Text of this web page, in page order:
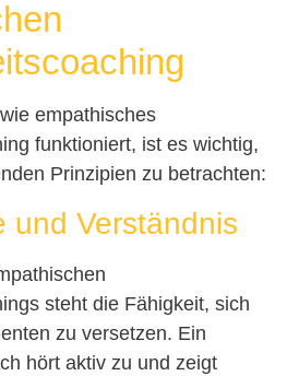
empathisches
funktioniert, ist es wichtig,
Prinzipien zu betrachten:
und Verständnis
steht die Fähigkeit, sich
zu versetzen. Ein
hört aktiv zu und zeigt